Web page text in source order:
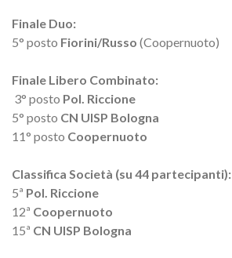
Finale Duo:
5° posto Fiorini/Russo (Coopernuoto)
Finale Libero Combinato:
3° posto Pol. Riccione
5° posto CN UISP Bologna
11° posto Coopernuoto
Classifica Società (su 44 partecipanti):
5ª Pol. Riccione
12ª Coopernuoto
15ª CN UISP Bologna